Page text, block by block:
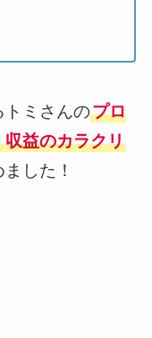
トミさんのプロ
益のカラクリ
した！